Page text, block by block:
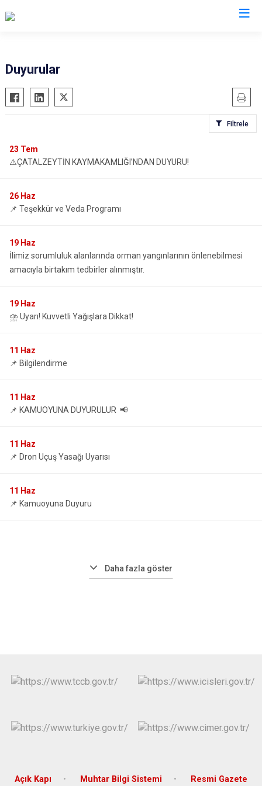
Abana
Ağlı
Azdavay
Bozkurt
Cide
Devrekani
Doğanyurt
Pınarbaşı
Duyurular
Filtrele
23 Tem
⚠️ÇATALZEYTİN KAYMAKAMLIĞI’NDAN DUYURU!
26 Haz
📌 Teşekkür ve Veda Programı
19 Haz
İlimiz sorumluluk alanlarında orman yangınlarının önlenebilmesi
amacıyla birtakım tedbirler alınmıştır.
19 Haz
⛈️ Uyarı! Kuvvetli Yağışlara Dikkat!
11 Haz
📌 Bilgilendirme
11 Haz
📌 KAMUOYUNA DUYURULUR 📢
11 Haz
📌 Dron Uçuş Yasağı Uyarısı
11 Haz
📌 Kamuoyuna Duyuru
Daha fazla göster
Açık Kapı Muhtar Bilgi Sistemi Resmi Gazete